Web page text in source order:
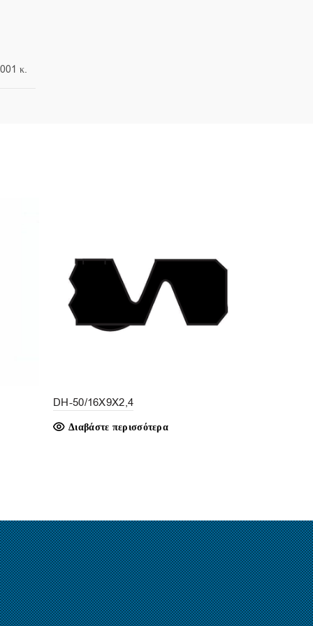
κ.
DH-50/16X9X2,4
Διαβάστε περισσότερα